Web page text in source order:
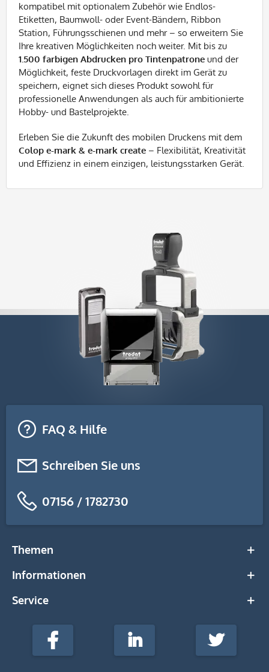
kompatibel mit optionalem Zubehör wie Endlos-
Etiketten, Baumwoll- oder Event-Bändern, Ribbon
Station, Führungsschienen und mehr – so erweitern Sie
Ihre kreativen Möglichkeiten noch weiter. Mit bis zu
1.500 farbigen Abdrucken pro Tintenpatrone und der
Möglichkeit, feste Druckvorlagen direkt im Gerät zu
speichern, eignet sich dieses Produkt sowohl für
professionelle Anwendungen als auch für ambitionierte
Hobby- und Bastelprojekte.
Erleben Sie die Zukunft des mobilen Druckens mit dem
Colop e-mark & e-mark create – Flexibilität, Kreativität
und Effizienz in einem einzigen, leistungsstarken Gerät.
FAQ & Hilfe
Schreiben Sie uns
07156 / 1782730
Themen
Informationen
Service
stempel-
Media
Facebook LinkedIn Twitter